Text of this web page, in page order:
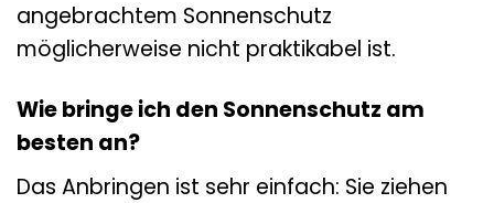
angebrachtem Sonnenschutz
möglicherweise nicht praktikabel ist.
Wie bringe ich den Sonnenschutz am
besten an?
Das Anbringen ist sehr einfach: Sie ziehen